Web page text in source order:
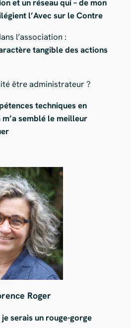
et un réseau qui – de mon
l’Avec sur le Contre
l’association :
tangible des actions
être administrateur ?
techniques en
semblé le meilleur
Roger
je serais un rouge-gorge